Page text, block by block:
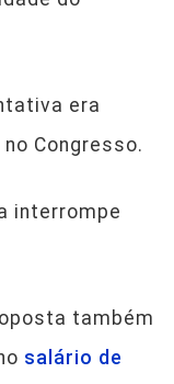
era
Congresso.
interrompe
também
salário de